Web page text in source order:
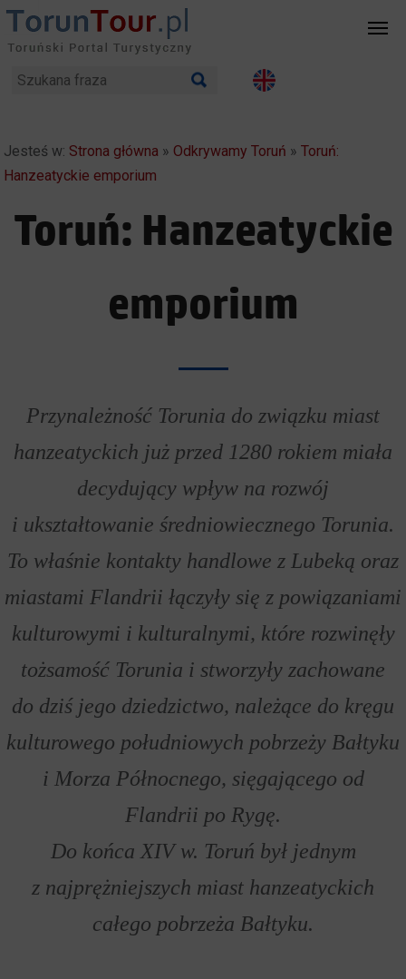
Jesteś w: Strona główna » Odkrywamy Toruń »Toruń:
Hanzeatyckie emporium
Toruń: Hanzeatyckie
emporium
Przynależność Torunia do związku miast
hanzeatyckich już przed 1280 rokiem miała
decydujący wpływ na rozwój
i ukształtowanie średniowiecznego Torunia.
To właśnie kontakty handlowe z Lubeką oraz
miastami Flandrii łączyły się z powiązaniami
kulturowymi i kulturalnymi, które rozwinęły
tożsamość Torunia i stworzyły zachowane
do dziś jego dziedzictwo, należące do kręgu
kulturowego południowych pobrzeży Bałtyku
i Morza Północnego, sięgającego od
Flandrii po Rygę.
Do końca XIV w. Toruń był jednym
z najprężniejszych miast hanzeatyckich
całego pobrzeża Bałtyku.